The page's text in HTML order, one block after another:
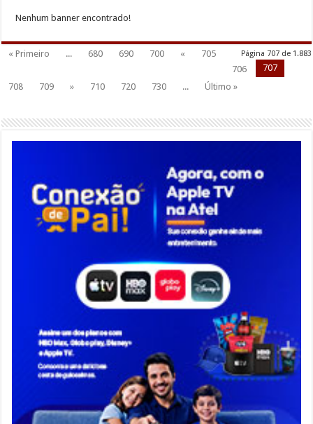
Nenhum banner encontrado!
Página 707 de 1.883
« Primeiro ... 680 690 700 «
705
706
707
708
709 » 710 720 730 ... Último »